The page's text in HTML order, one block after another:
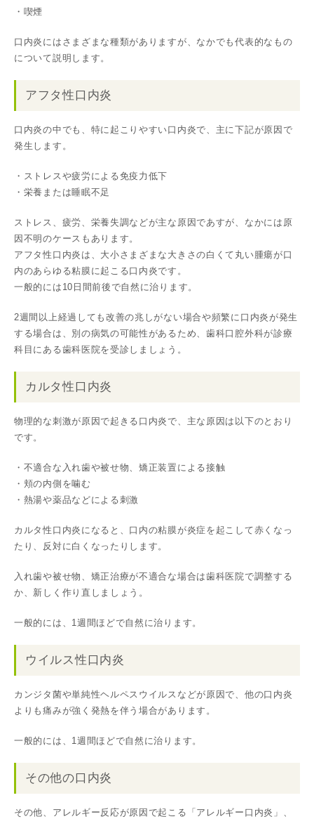
・喫煙
口内炎にはさまざまな種類がありますが、なかでも代表的なもの
について説明します。
アフタ性口内炎
口内炎の中でも、特に起こりやすい口内炎で、主に下記が原因で
発生します。
・ストレスや疲労による免疫力低下
・栄養または睡眠不足
ストレス、疲労、栄養失調などが主な原因であすが、なかには原
因不明のケースもあります。
アフタ性口内炎は、大小さまざまな大きさの白くて丸い腫瘍が口
内のあらゆる粘膜に起こる口内炎です。
一般的には10日間前後で自然に治ります。
2週間以上経過しても改善の兆しがない場合や頻繁に口内炎が発生
する場合は、別の病気の可能性があるため、歯科口腔外科が診療
科目にある歯科医院を受診しましょう。
カルタ性口内炎
物理的な刺激が原因で起きる口内炎で、主な原因は以下のとおり
です。
・不適合な入れ歯や被せ物、矯正装置による接触
・頬の内側を噛む
・熱湯や薬品などによる刺激
カルタ性口内炎になると、口内の粘膜が炎症を起こして赤くなっ
たり、反対に白くなったりします。
入れ歯や被せ物、矯正治療が不適合な場合は歯科医院で調整する
か、新しく作り直しましょう。
一般的には、1週間ほどで自然に治ります。
ウイルス性口内炎
カンジタ菌や単純性ヘルペスウイルスなどが原因で、他の口内炎
よりも痛みが強く発熱を伴う場合があります。
一般的には、1週間ほどで自然に治ります。
その他の口内炎
その他、アレルギー反応が原因で起こる「アレルギー口内炎」、